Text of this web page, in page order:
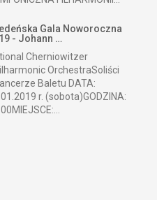
Gala Noworoczna
- Johann …
Cherniowitzer
OrchestraSoliści
Baletu DATA:
r. (sobota)GODZINA: